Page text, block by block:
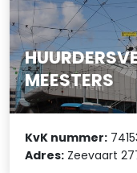
MEESTERS
KvK nummer:
Adres: Zeevaart